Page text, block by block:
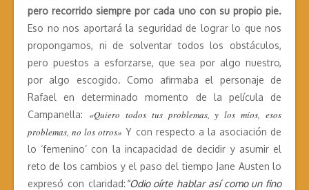
pero recorrido siempre por cada uno con su propio pie.
Eso no nos aportará la seguridad de lograr lo que nos
propongamos, ni de solventar todos los obstáculos,
pero puestos a esforzarse, que sea por algo nuestro,
por algo escogido. Como afirmaba el personaje de
Rafael en determinado momento de la película de
Campanella: «Quiero todos tus problemas, y los míos, esos
problemas, no los otros»Y con respecto a la asociación de
lo ‘femenino’ con la incapacidad de decidir y asumir el
reto de los cambios y el paso del tiempo Jane Austen lo
expresó con claridad: “Odio oírte hablar así como un fino